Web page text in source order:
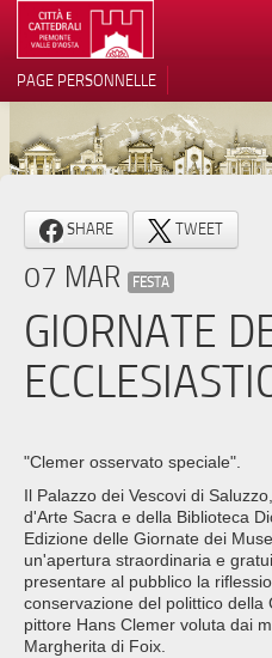
TERRITOIRE
ARCHITECTURE
MUSÉES
ITINÉRAIRES
EVÉNEMENTS
CONTACTS
PRESS
PAGE PERSONNELLE
SHARE TWEET
07 MAR FESTA
GIORNATE
"Clemer osservato speciale".
Il Palazzo dei Vescovi di
d'Arte Sacra e della Biblioteca
Edizione delle Giornate dei
un'apertura straordinaria e
presentare al pubblico la
conservazione del polittico
pittore Hans Clemer voluta dai
Margherita di Foix.
Notification lors de la
Vos choix